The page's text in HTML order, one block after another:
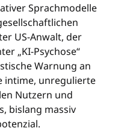
Sprachmodelle
US-Anwalt, der
„KI-Psychose“
Warnung an
intime, unregulierte
Nutzern und
bislang massiv